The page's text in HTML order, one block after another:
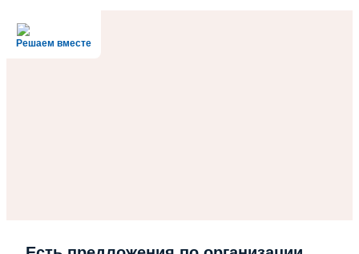
Решаем вместе